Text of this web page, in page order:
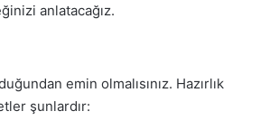
anlatacağız.
emin olmalısınız. Hazırlık
şunlardır: